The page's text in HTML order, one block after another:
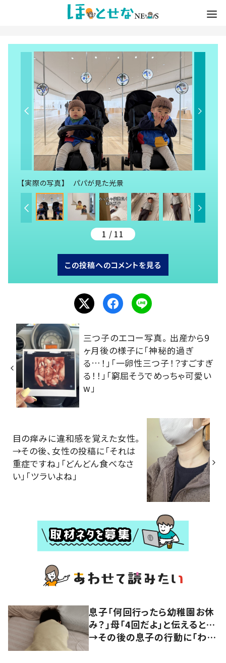
【実際の写真】 パパが見た光景
1 / 11
この投稿へのコメントを見る
三つ子のエコー写真。 出産から9
ヶ月後の様子に「神秘的過ぎ
る…！」「一卵性三つ子！？すごすぎ
る！！」「窮屈そうでめっちゃ可愛い
w」
目の痒みに違和感を覚えた女性。
→その後、女性の投稿に「それは
重症ですね」「どんどん食べなさ
い」「ツラいよね」
息子「何回行ったら幼稚園お休
み？」母「4回だよ」と伝えると…
→その後の息子の行動に「わか